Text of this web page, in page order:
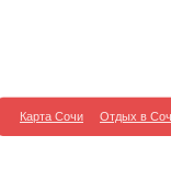
Карта Сочи Отдых в